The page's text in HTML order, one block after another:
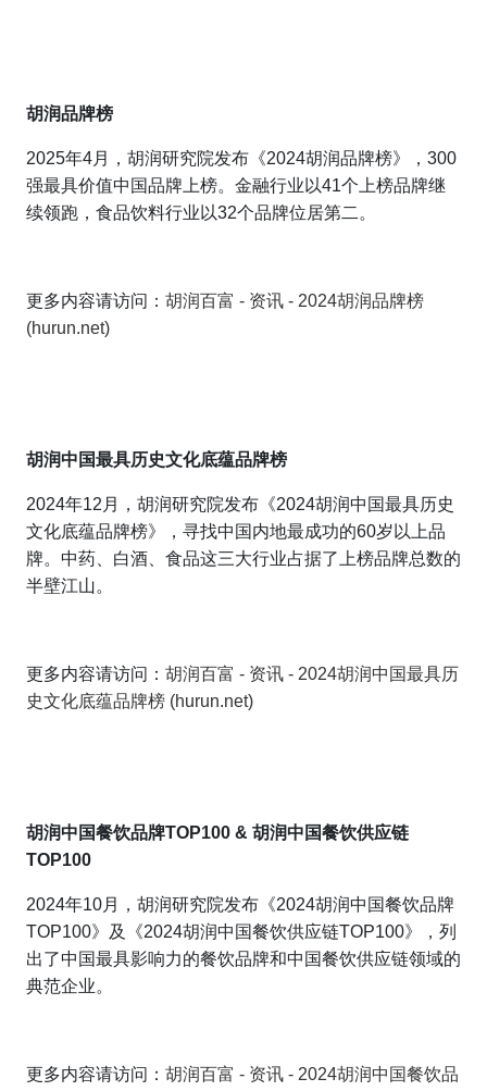
胡润品牌榜
2025年4月，胡润研究院发布《2024胡润品牌榜》，300
强最具价值中国品牌上榜。金融行业以41个上榜品牌继
续领跑，食品饮料行业以32个品牌位居第二。
更多内容请访问： 胡润百富 - 资讯 - 2024胡润品牌榜
(hurun.net)
胡润中国最具历史文化底蕴品牌榜
2024年12月，胡润研究院发布《2024胡润中国最具历史
文化底蕴品牌榜》，寻找中国内地最成功的60岁以上品
牌。中药、白酒、食品这三大行业占据了上榜品牌总数的
半壁江山。
更多内容请访问： 胡润百富 - 资讯 - 2024胡润中国最具历
史文化底蕴品牌榜 (hurun.net)
胡润中国餐饮品牌TOP100 & 胡润中国餐饮供应链
TOP100
2024年10月，胡润研究院发布《2024胡润中国餐饮品牌
TOP100》及《2024胡润中国餐饮供应链TOP100》，列
出了中国最具影响力的餐饮品牌和中国餐饮供应链领域的
典范企业。
更多内容请访问： 胡润百富 - 资讯 - 2024胡润中国餐饮品